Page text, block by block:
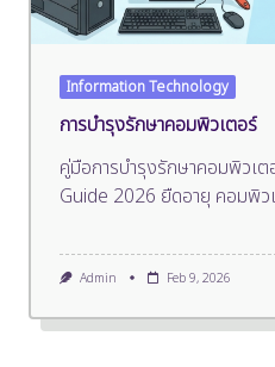
Information Technology
การบำรุงรักษาคอมพิวเตอร์
คู่มือการบำรุงรักษาคอมพิว
Guide 2026 ยืดอายุ คอมพิว
Admin Feb 9, 2026